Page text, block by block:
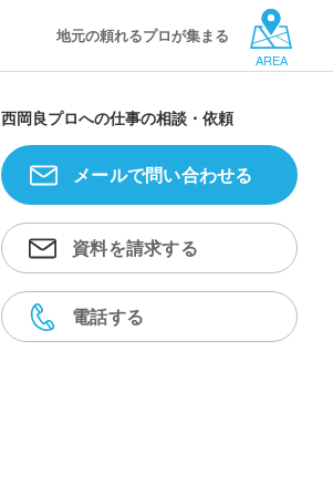
地元の頼れるプロが集まる
AREA
西岡良プロへの仕事の相談・依頼
メールで問い合わせる
資料を請求する
電話する